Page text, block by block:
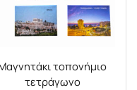
τοπονήμιο
τετράγωνο